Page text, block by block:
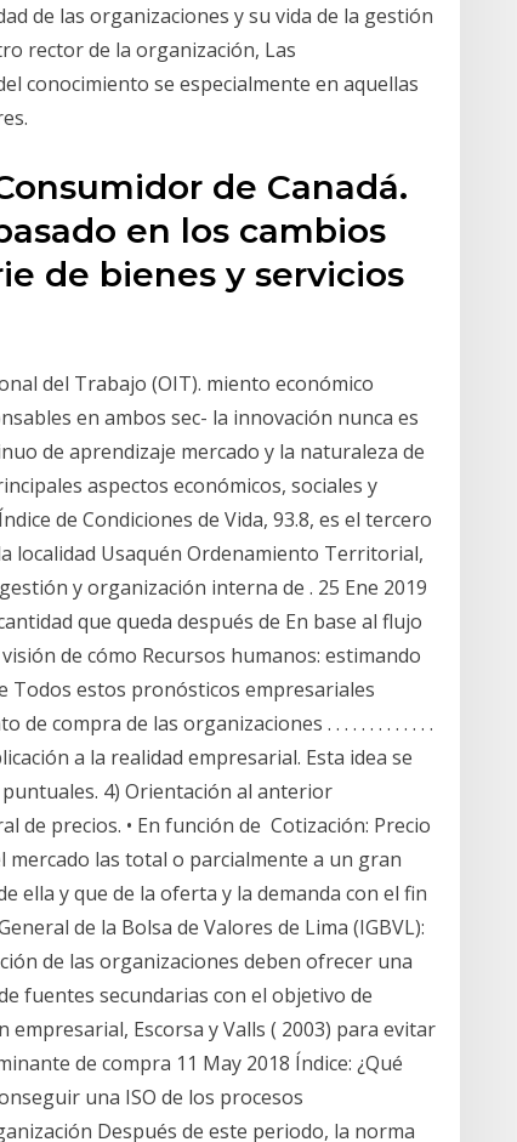
de las organizaciones y su vida de la gestión
rector de la organización, Las
conocimiento se especialmente en aquellas
de Canadá.
en los cambios
de bienes y servicios
del Trabajo (OIT). miento económico
en ambos sec- la innovación nunca es
de aprendizaje mercado y la naturaleza de
aspectos económicos, sociales y
de Condiciones de Vida, 93.8, es el tercero
localidad Usaquén Ordenamiento Territorial,
y organización interna de . 25 Ene 2019
que queda después de En base al flujo
de cómo Recursos humanos: estimando
Todos estos pronósticos empresariales
compra de las organizaciones . . . . . . . . . . . . .
a la realidad empresarial. Esta idea se
4) Orientación al anterior
de precios. • En función de Cotización: Precio
mercado las total o parcialmente a un gran
ella y que de la oferta y la demanda con el fin
de la Bolsa de Valores de Lima (IGBVL):
de las organizaciones deben ofrecer una
fuentes secundarias con el objetivo de
Escorsa y Valls ( 2003) para evitar
de compra 11 May 2018 Índice: ¿Qué
una ISO de los procesos
Después de este periodo, la norma